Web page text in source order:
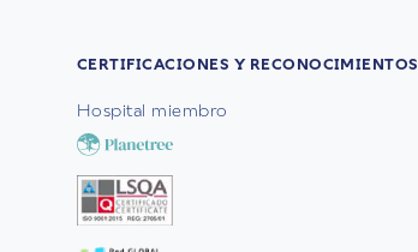
CERTIFICACIONES Y RECONOCIMIENTOS
Hospital miembro